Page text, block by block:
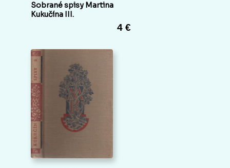
Sobrané spisy Martina
Kukučína III.
4 €